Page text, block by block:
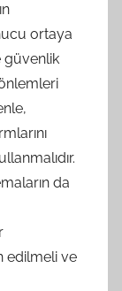
ortaya
güvenlik
da
edilmeli ve